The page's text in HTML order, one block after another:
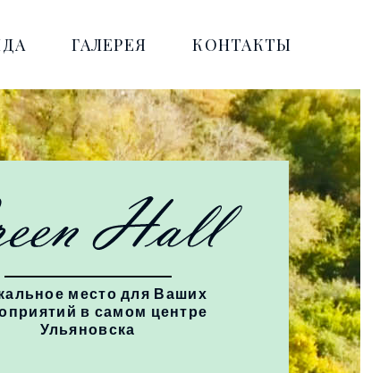
ГАЛЕРЕЯ КОНТАКТЫ
место для Ваших
в самом центре
Ульяновска